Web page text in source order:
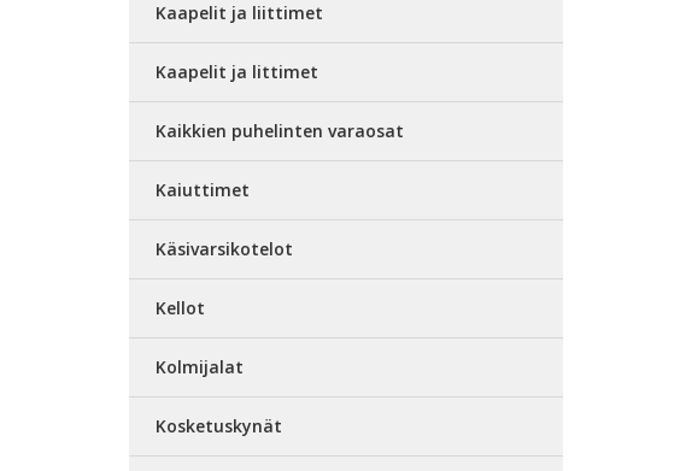
Kaapelit ja liittimet
Kaapelit ja littimet
Kaikkien puhelinten varaosat
Kaiuttimet
Käsivarsikotelot
Kellot
Kolmijalat
Kosketuskynät